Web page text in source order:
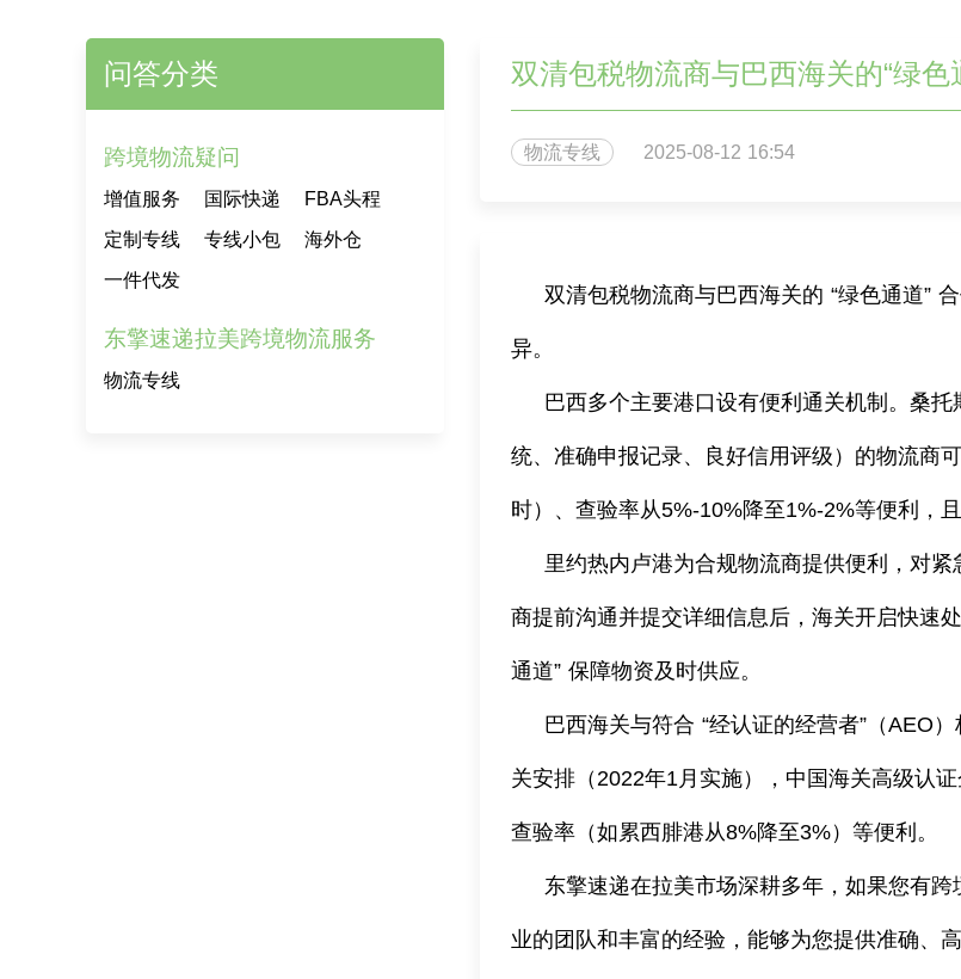
问答分类
跨境物流疑问
增值服务 国际快递
FBA头程
定制专线
专线小包
海外仓
一件代发
东擎速递拉美跨境物流服务
物流专线
双清包税物流商与巴西海关的“绿
物流专线 2025-08-12 16:54
双清包税物流商与巴西海关的 “绿色通道”
异。
巴西多个主要港口设有便利通关机制。桑
统、准确申报记录、良好信用评级）的物流商
时）、查验率从5%-10%降至1%-2%等便利，
里约热内卢港为合规物流商提供便利，对
商提前沟通并提交详细信息后，海关开启快速
通道” 保障物资及时供应。
巴西海关与符合 “经认证的经营者”（AEO
关安排（2022年1月实施），中国海关高级认
查验率（如累西腓港从8%降至3%）等便利。
东擎速递在拉美市场深耕多年，如果您有
业的团队和丰富的经验，能够为您提供准确、